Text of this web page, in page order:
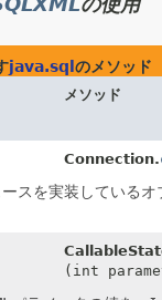
java.sqlのメソッド
メソッド
Connection.
スを実装しているオ
(int